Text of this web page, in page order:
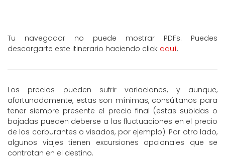
Tu navegador no puede mostrar PDFs. Puedes
descargarte este itinerario haciendo click aquí.
Los precios pueden sufrir variaciones, y aunque,
afortunadamente, estas son mínimas, consúltanos para
tener siempre presente el precio final (estas subidas o
bajadas pueden deberse a las fluctuaciones en el precio
de los carburantes o visados, por ejemplo). Por otro lado,
algunos viajes tienen excursiones opcionales que se
contratan en el destino.